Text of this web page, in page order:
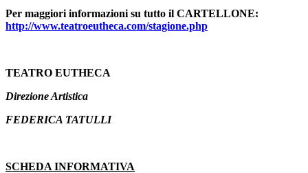
Per maggiori informazioni su tutto il CARTELLONE:
http://www.teatroeutheca.com/stagione.php
TEATRO EUTHECA
Direzione Artistica
FEDERICA TATULLI
SCHEDA INFORMATIVA